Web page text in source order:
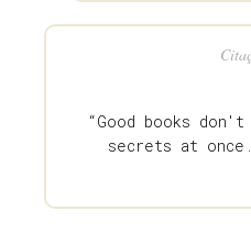
“Good books
secrets at